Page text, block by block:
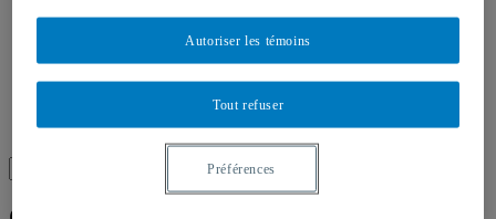
Plan des salles
Recherche placeholder
for:
Tout refuser
Autoriser les témoins
Préférences